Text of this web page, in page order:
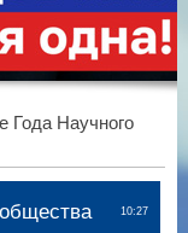
Года Научного
10:27